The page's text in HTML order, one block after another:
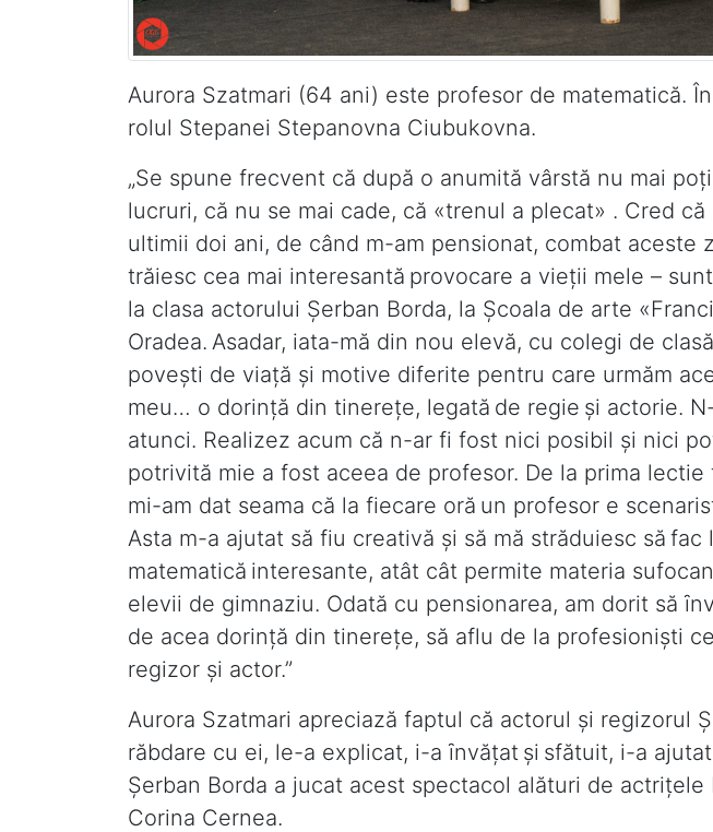
Aurora Szatmari (64 ani) este profesor de matematică.
rolul Stepanei Stepanovna Ciubukovna.
„Se spune frecvent că după o anumită vârstă nu mai
lucruri, că nu se mai cade, că «trenul a plecat» . Cred
ultimii doi ani, de când m-am pensionat, combat aceste
trăiesc cea mai interesantă provocare a vieții mele –
la clasa actorului Şerban Borda, la Şcoala de arte
Oradea. Asadar, iata-mă din nou elevă, cu colegi de
poveşti de viață şi motive diferite pentru care urmăm
meu… o dorință din tinerețe, legată de regie şi actorie.
atunci. Realizez acum că n-ar fi fost nici posibil şi nici
potrivită mie a fost aceea de profesor. De la prima
mi-am dat seama că la fiecare oră un profesor e
Asta m-a ajutat să fiu creativă şi să mă străduiesc să fac
matematică interesante, atât cât permite materia
elevii de gimnaziu. Odată cu pensionarea, am dorit să
de acea dorință din tinerețe, să aflu de la profesionişti
regizor şi actor.”
Aurora Szatmari apreciază faptul că actorul şi regizorul
răbdare cu ei, le-a explicat, i-a ȋnvățat şi sfătuit, i-a
Şerban Borda a jucat acest spectacol alături de actriţele
Corina Cernea.